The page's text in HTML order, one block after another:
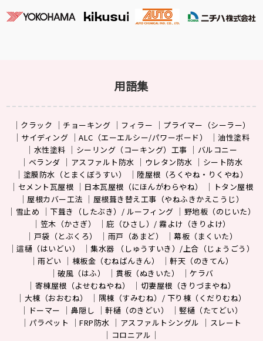
用語集
クラック チョーキング フィラー
プライマー（シーラー）
サイディング
ALC（エーエルシー/パワーボード）
油性塗料
水性塗料
シーリング（コーキング）工事
バルコニー
ベランダ
アスファルト防水 ウレタン防水
シート防水
塗膜防水（とまくぼうすい）
陸屋根（ろくやね・りくやね）
セメント瓦屋根
日本瓦屋根（にほんがわらやね）
トタン屋根
屋根カバー工法
屋根葺き替え工事（やねふきかえこうじ）
雪止め
下葺き（したぶき）/ ルーフィング
野地板（のじいた）
笠木（かさぎ）
庇（ひさし）/ 霧よけ（きりよけ）
戸袋（とぶくろ）
雨戸（あまど）
幕板（まくいた）
這樋（はいどい）
集水器 （しゅうすいき）/上合（じょうごう）
雨どい
棟板金（むねばんきん）
軒天（のきてん）
破風（はふ）
貫板（ぬきいた）
ケラバ
寄棟屋根（よせむねやね）
切妻屋根（きりづまやね）
大棟（おおむね）
隅棟（すみむね）/ 下り棟（くだりむね）
ドーマー
鼻隠し 軒樋（のきどい）
竪樋（たてどい）
パラペット
FRP防水 アスファルトシングル
スレート
コロニアル